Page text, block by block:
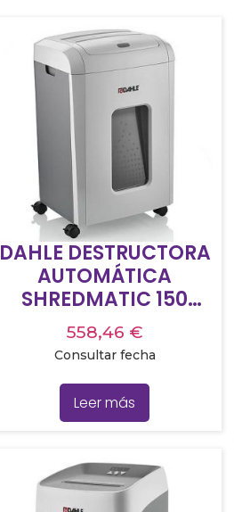
DAHLE DESTRUCTORA
AUTOMÁTICA
SHREDMATIC 150
CORTE EN
PARTÍCULAS 4X12MM
P4 24L 150H/AUTO
9H/MAN ENTRADA
220MM
558,46 €
Consultar fecha
Leer más